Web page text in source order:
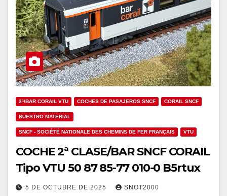
2ª/BAR CORAIL VTU COCHES DE PASAJEROS SNCF CORAIL SNCF
NUESTRO MATERIAL
SNCF - SOCIÉTÉ NATIONALE DES CHEMINS DE FER FRANÇAIS VTU
COCHE 2ª CLASE/BAR SNCF CORAIL
Tipo VTU 50 87 85-77 010-0 B5rtux
5 DE OCTUBRE DE 2025 SNOT2000